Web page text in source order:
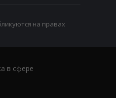
на правах
в сфере